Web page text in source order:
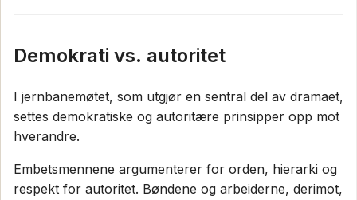
Demokrati vs. autoritet
I jernbanemøtet, som utgjør en sentral del av dramaet,
settes demokratiske og autoritære prinsipper opp mot
hverandre.
Embetsmennene argumenterer for orden, hierarki og
respekt for autoritet. Bøndene og arbeiderne, derimot,